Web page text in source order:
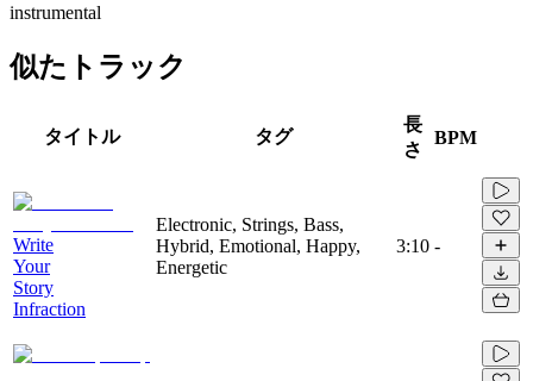
instrumental
似たトラック
タイトル タグ
長
さ
BPM
Write
Your
Story
Infraction
Electronic, Strings, Bass,
Hybrid, Emotional, Happy,
Energetic
3:10 -